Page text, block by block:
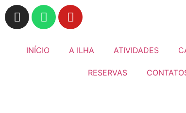
INÍCIO A ILHA ATIVIDADES
RESERVAS